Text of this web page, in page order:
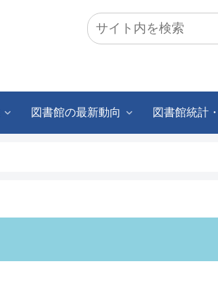
図書館の最新動向 図書館統計